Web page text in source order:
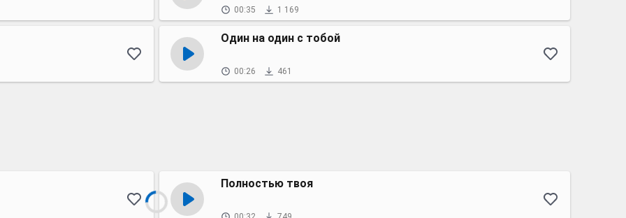
00:35 1 169
Один на один с тобой
00:26 461
Полностью твоя